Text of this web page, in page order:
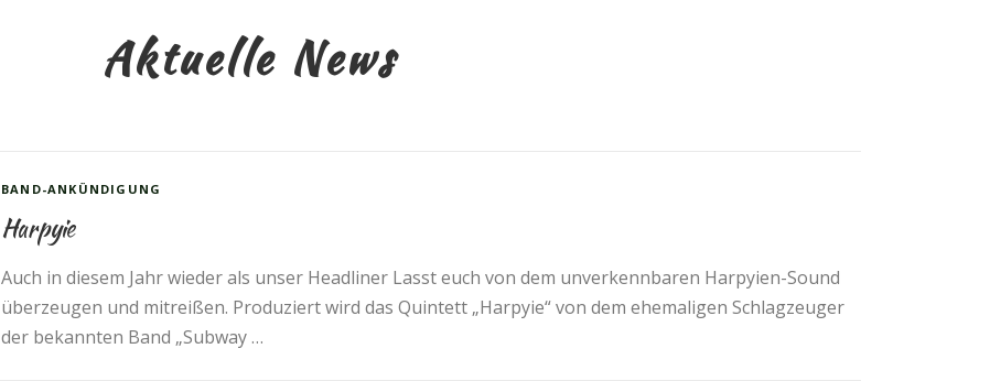
Aktuelle News
BAND-ANKÜNDIGUNG
Harpyie
Auch in diesem Jahr wieder als unser Headliner Lasst euch von dem unverkennbaren Harpyien-Sound
überzeugen und mitreißen. Produziert wird das Quintett „Harpyie“ von dem ehemaligen Schlagzeuger
der bekannten Band „Subway …